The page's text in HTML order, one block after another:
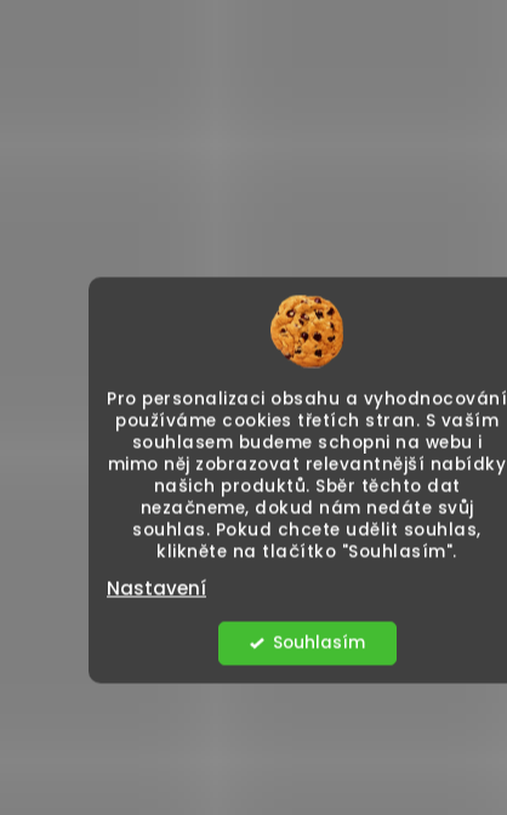
Pro personalizaci obsahu a vyhodnocování
používáme cookies třetích stran. S vaším
souhlasem budeme schopni na webu i
mimo něj zobrazovat relevantnější nabídky
našich produktů. Sběr těchto dat
nezačneme, dokud nám nedáte svůj
souhlas. Pokud chcete udělit souhlas,
klikněte na tlačítko "Souhlasím".
Nastavení
Souhlasím